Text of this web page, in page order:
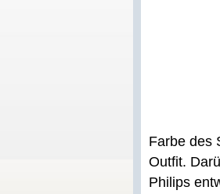
Farbe des
Outfit.
Philips